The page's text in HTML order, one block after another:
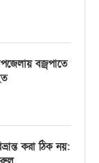
বজ্রপাতে
করা ঠিক নয়: